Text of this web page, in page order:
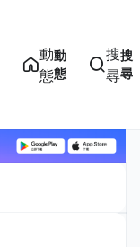
動
態
動
態
搜
尋
搜
尋